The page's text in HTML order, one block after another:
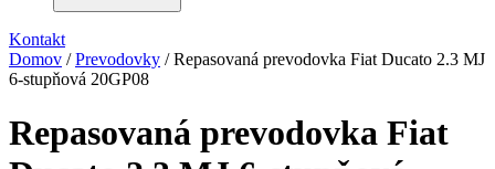
Kontakt
Domov /Prevodovky / Repasovaná prevodovka Fiat Ducato 2.3 MJ
6-stupňová 20GP08
Repasovaná prevodovka Fiat